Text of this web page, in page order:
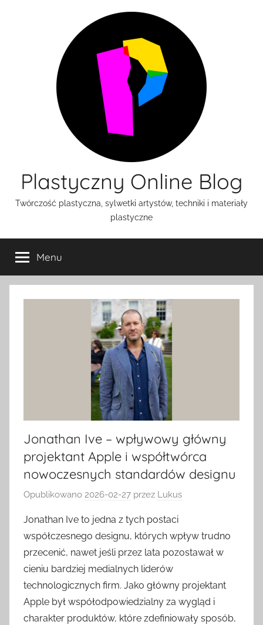
Plastyczny Online Blog
Twórczość plastyczna, sylwetki artystów, techniki i materiały
plastyczne
Menu
Jonathan Ive – wpływowy główny
projektant Apple i współtwórca
nowoczesnych standardów designu
Opublikowano 2026-02-27 przez Lukus
Jonathan Ive to jedna z tych postaci
współczesnego designu, których wpływ trudno
przecenić, nawet jeśli przez lata pozostawał w
cieniu bardziej medialnych liderów
technologicznych firm. Jako główny projektant
Apple był współodpowiedzialny za wygląd i
charakter produktów, które zdefiniowały sposób,